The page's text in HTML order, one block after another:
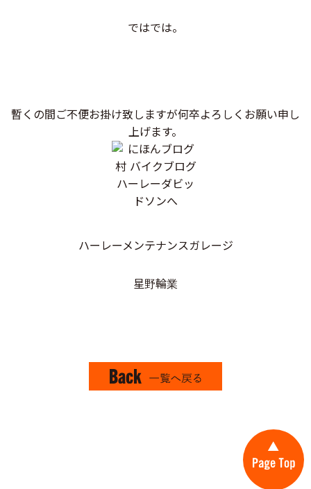
ではでは。
暫くの間ご不便お掛け致しますが何卒よろしくお願い申し
上げます。
ハーレーメンテナンスガレージ
星野輪業